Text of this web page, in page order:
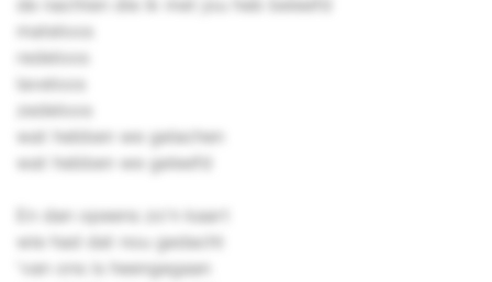
mateloos
redeloos
laveloos
zedeloos
wat hebben we gelachen
wat hebben we geleefd
En dan opeens zo'n kaart
wie had dat nou gedacht
'van ons is heengegaan